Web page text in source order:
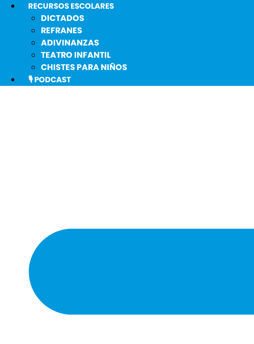
RECURSOS ESCOLARES
DICTADOS
REFRANES
ADIVINANZAS
TEATRO INFANTIL
CHISTES PARA NIÑOS
🎙️ PODCAST